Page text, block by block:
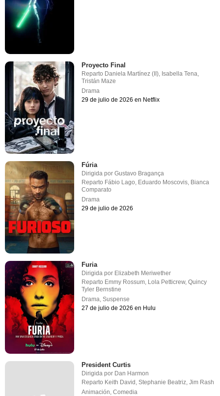
Proyecto Final
Reparto Daniela Martínez (II) Isabella Tena
Tristán Maze
Drama
29 de julio de 2026 en Netflix
Fúria
Dirigida porGustavo Bragança
Reparto Fábio Lago, Eduardo Moscovis, Bianca
Comparato
Drama
29 de julio de 2026
Furia
Dirigida por Elizabeth Meriwether
Reparto Emmy Rossum, Lola Petticrew,Quincy
Tyler Bernstine
Drama,Suspense
27 de julio de 2026 en Hulu
President Curtis
Dirigida por Dan Harmon
Reparto Keith David ,Stephanie Beatriz ,Jim Rash
Animación ,Comedia